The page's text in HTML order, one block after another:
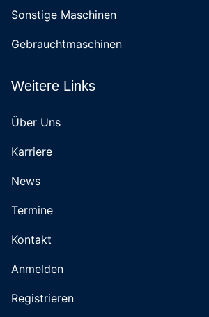
Sonstige Maschinen
Gebrauchtmaschinen
Weitere Links
Über Uns
Karriere
News
Termine
Kontakt
Anmelden
Registrieren